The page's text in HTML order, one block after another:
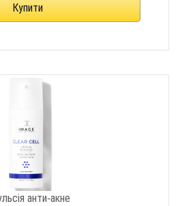
анти-акне